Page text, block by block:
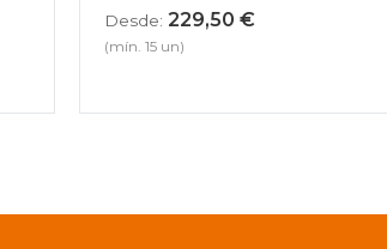
Desde: 229,50 €
(mín. 15 un)